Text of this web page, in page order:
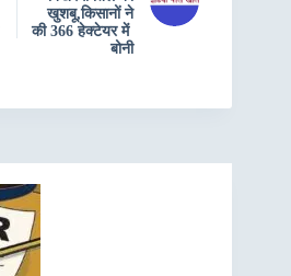
खुशबू,किसानों ने
की 366 हेक्टेयर में
बोनी